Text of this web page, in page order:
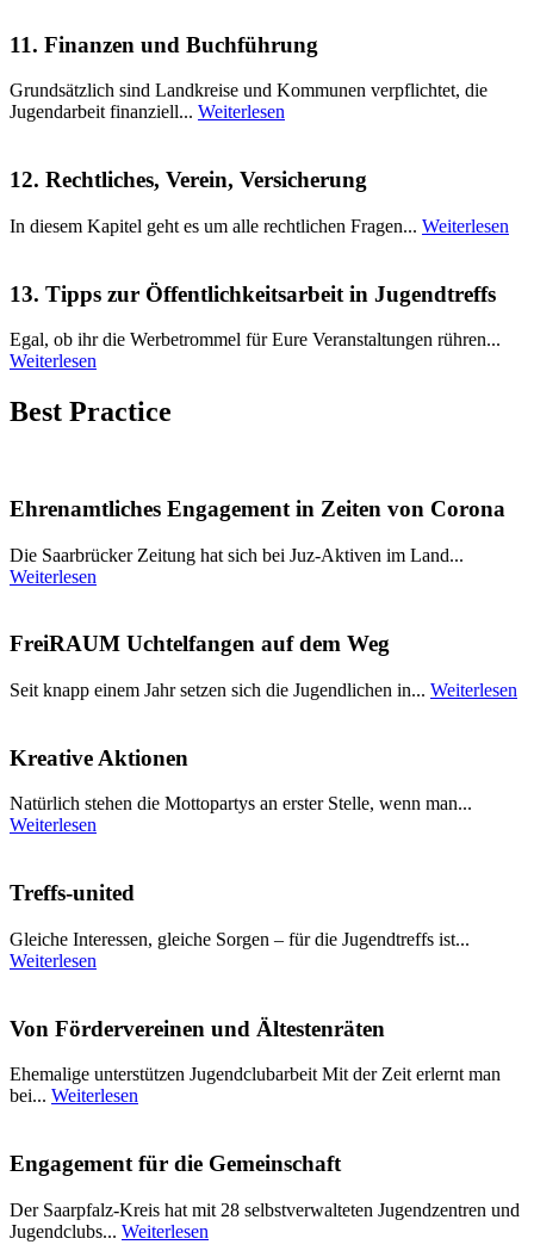
11. Finanzen und Buchführung
Grundsätzlich sind Landkreise und Kommunen verpflichtet, die
Jugendarbeit finanziell... Weiterlesen
12. Rechtliches, Verein, Versicherung
In diesem Kapitel geht es um alle rechtlichen Fragen... Weiterlesen
13. Tipps zur Öffentlichkeitsarbeit in Jugendtreffs
Egal, ob ihr die Werbetrommel für Eure Veranstaltungen rühren...
Weiterlesen
Best Practice
Ehrenamtliches Engagement in Zeiten von Corona
Die Saarbrücker Zeitung hat sich bei Juz-Aktiven im Land...
Weiterlesen
FreiRAUM Uchtelfangen auf dem Weg
Seit knapp einem Jahr setzen sich die Jugendlichen in... Weiterlesen
Kreative Aktionen
Natürlich stehen die Mottopartys an erster Stelle, wenn man...
Weiterlesen
Treffs-united
Gleiche Interessen, gleiche Sorgen – für die Jugendtreffs ist...
Weiterlesen
Von Fördervereinen und Ältestenräten
Ehemalige unterstützen Jugendclubarbeit Mit der Zeit erlernt man
bei... Weiterlesen
Engagement für die Gemeinschaft
Der Saarpfalz-Kreis hat mit 28 selbstverwalteten Jugendzentren und
Jugendclubs... Weiterlesen